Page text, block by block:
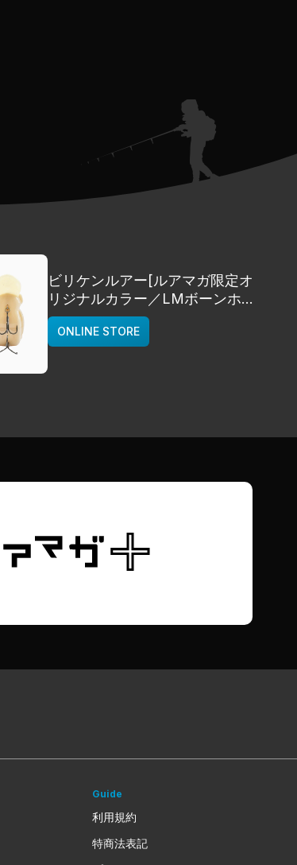
ビリケンルアー[ルアマガ限定オ
リジナルカラー／LMボーンホワ
イト]
deps
ONLINE STORE
Guide
利用規約
特商法表記